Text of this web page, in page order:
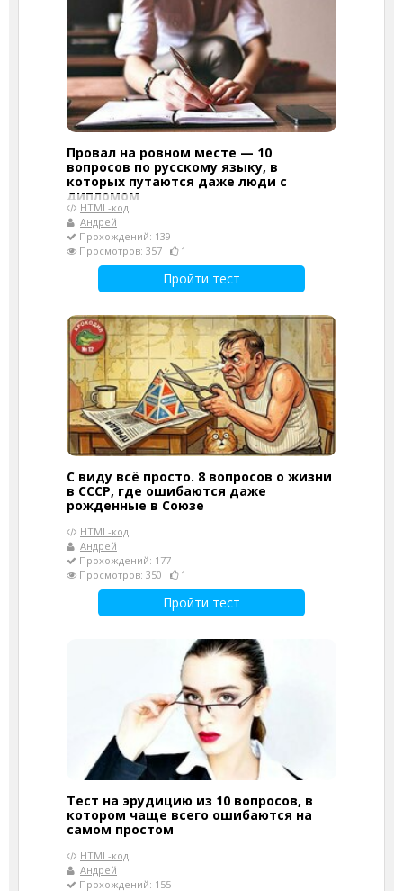
Провал на ровном месте — 10
вопросов по русскому языку, в
которых путаются даже люди с
дипломом
HTML-код
Андрей
Прохождений: 139
Просмотров: 357
1
Пройти тест
С виду всё просто. 8 вопросов о жизни
в СССР, где ошибаются даже
рожденные в Союзе
HTML-код
Андрей
Прохождений: 177
Просмотров: 350
1
Пройти тест
Тест на эрудицию из 10 вопросов, в
котором чаще всего ошибаются на
самом простом
HTML-код
Андрей
Прохождений: 155